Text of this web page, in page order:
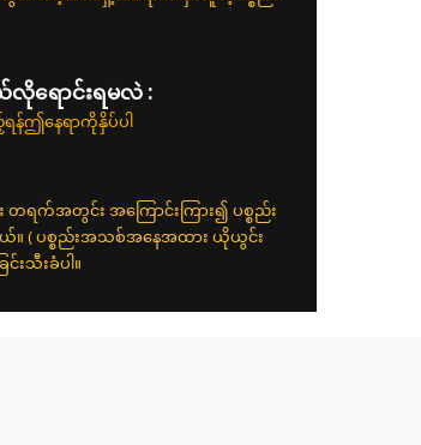
ရောင်းရမလဲ :
န်ဤနေရာကိုနှိပ်ပါ
တရက်အတွင်း အကြောင်းကြား၍ ပစ္စည်း
ယ်။ ( ပစ္စည်းအသစ်အနေအထား ယိုယွင်း
းသီးခံပါ။